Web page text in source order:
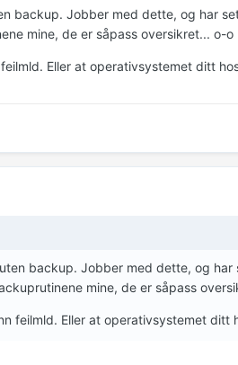
backup. Jobber med dette, og har
mine, de er såpass oversikret... o-o
Eller at operativsystemet ditt
backup. Jobber med dette, og har
mine, de er såpass
feilmld. Eller at operativsystemet ditt